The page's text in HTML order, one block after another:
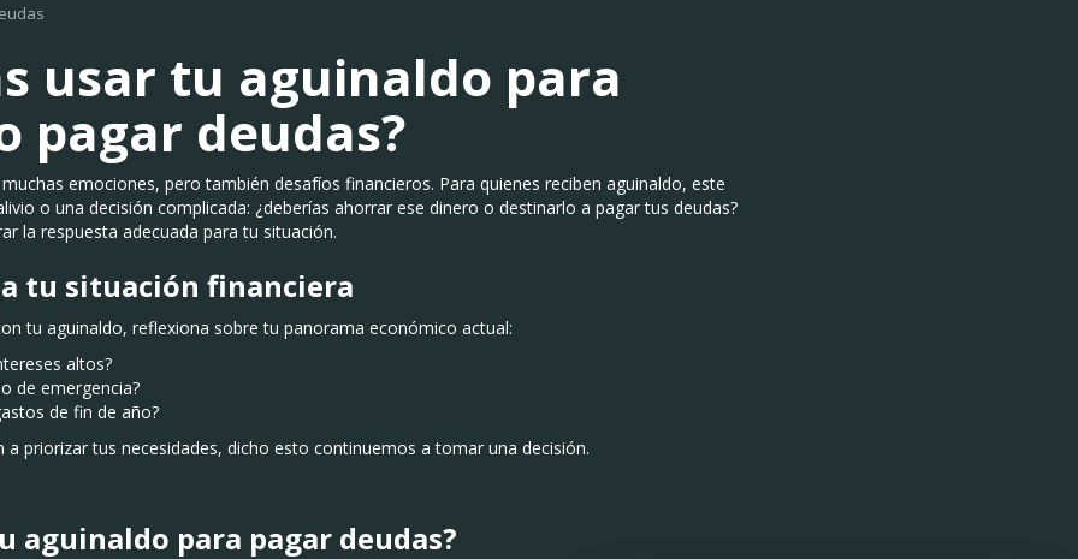
usar tu aguinaldo para
pagar deudas?
emociones, pero también desafíos financieros. Para quienes reciben aguinaldo, este
o una decisión complicada: ¿deberías ahorrar ese dinero o destinarlo a pagar tus deudas?
la respuesta adecuada para tu situación.
tu situación financiera
tu aguinaldo, reflexiona sobre tu panorama económico actual:
altos?
de emergencia?
de fin de año?
a priorizar tus necesidades, dicho esto continuemos a tomar una decisión.
aguinaldo para pagar deudas?